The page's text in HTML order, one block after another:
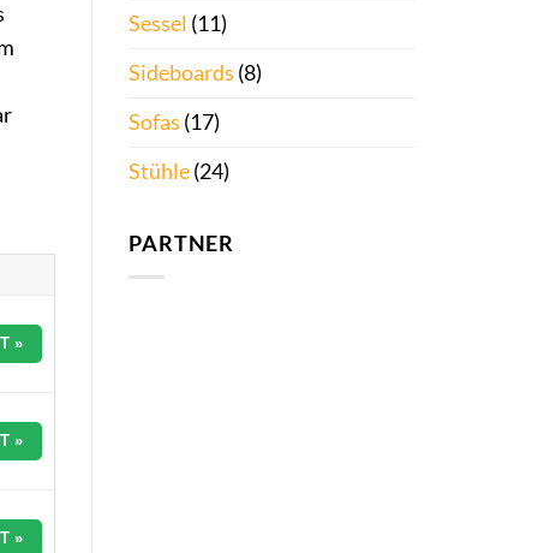
»
»
»
Sessel (11)
Sideboards (8)
Sofas (17)
Stühle(24)
PARTNER